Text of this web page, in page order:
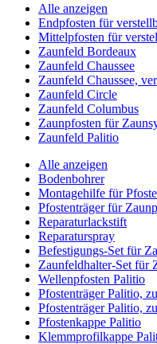
Alle anzeigen
Endpfosten für
Mittelpfosten für
Zaunfeld Bordeaux
Zaunfeld Chaussee
Zaunfeld Chaussee,
Zaunfeld Circle
Zaunfeld Columbus
Zaunpfosten für
Zaunfeld Palitio
Alle anzeigen
Bodenbohrer
Montagehilfe für
Pfostenträger für
Reparaturlackstift
Reparaturspray
Befestigungs-Set für
Zaunfeldhalter-Set für
Wellenpfosten Palitio
Pfostenträger Palitio,
Pfostenträger Palitio,
Pfostenkappe Palitio
Klemmprofilkappe